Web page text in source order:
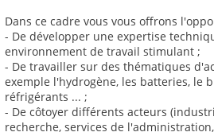
Dans ce cadre vous vous offrons
- De développer une expertise
environnement de travail stimulant ;
- De travailler sur des thématiques
exemple l'hydrogène, les batteries, le
réfrigérants ... ;
- De côtoyer différents acteurs
recherche, services de